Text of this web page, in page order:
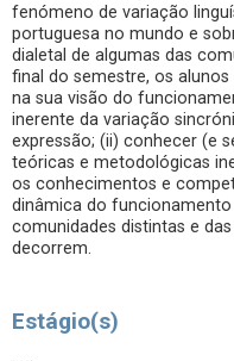
fenómeno de variação
portuguesa no mundo e
dialetal de algumas das
final do semestre, os
na sua visão do
inerente da variação
expressão; (ii) conhecer (e
teóricas e metodológicas
os conhecimentos e
dinâmica do
comunidades distintas e
decorrem.
Estágio(s)